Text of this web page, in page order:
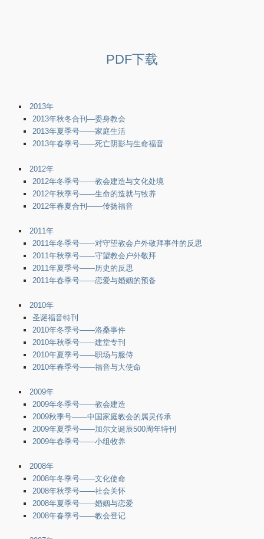
PDF下载
2013年
2013年秋冬合刊—委身教会
2013年夏季号——家庭生活
2013年春季号——死亡阴影与生命福音
2012年
2012年冬季号——教会建造与文化处境
2012年秋季号——生命的造就与牧养
2012年春夏合刊——传扬福音
2011年
2011年冬季号——对守望教会户外敬拜事件的反思
2011年秋季号——守望教会户外敬拜
2011年夏季号——历史的反思
2011年春季号——恋爱与婚姻的预备
2010年
圣诞福音特刊
2010年冬季号——洛桑事件
2010年秋季号——建堂专刊
2010年夏季号——职场与服侍
2010年春季号——福音与大使命
2009年
2009年冬季号——教会建造
2009秋季号——中国家庭教会的属灵传承
2009年夏季号——加尔文诞辰500周年特刊
2009年春季号——小组牧养
2008年
2008年冬季号——文化使命
2008年秋季号——社会关怀
2008年夏季号——婚姻与恋爱
2008年春季号——教会登记